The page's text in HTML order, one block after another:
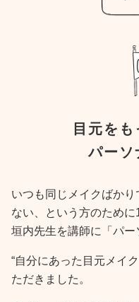
目元をも
パーソ
いつも同じメイクばか
ない、という方のため
垣内先生を講師に「パー
“自分にあった目元メイ
ただきました。